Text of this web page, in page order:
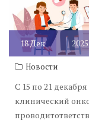
18Дек 2025
Новости
С 15 по 21
клинический